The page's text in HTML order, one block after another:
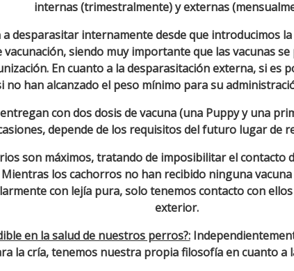
internas (trimestralmente) y externas
desparasitar internamente desde que introducimos
siendo muy importante que las vacunas
En cuanto a la desparasitación externa, si es
han alcanzado el peso mínimo para su
con dos dosis de vacuna (una Puppy y una
depende de los requisitos del futuro lugar de
son máximos, tratando de imposibilitar el contacto
los cachorros no han recibido ninguna
con lejía pura, solo tenemos contacto con
exterior.
en la salud de nuestros perros?:
la cría, tenemos nuestra propia filosofía en cuanto a